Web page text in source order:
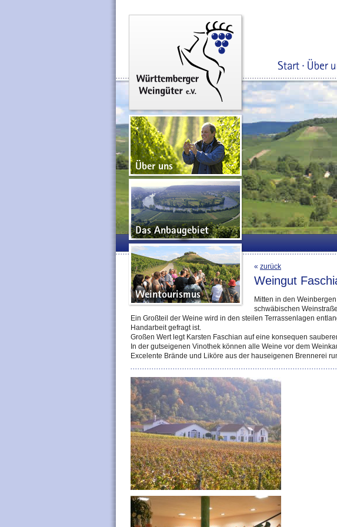
« zurück
Weingut
Mitten in den
schwäbischen
Ein Großteil der Weine wird in den steilen Terrassenlagen
Handarbeit gefragt ist.
Großen Wert legt Karsten Faschian auf eine konsequen
In der gutseigenen Vinothek können alle Weine vor dem
Excelente Brände und Liköre aus der hauseigenen Brennerei